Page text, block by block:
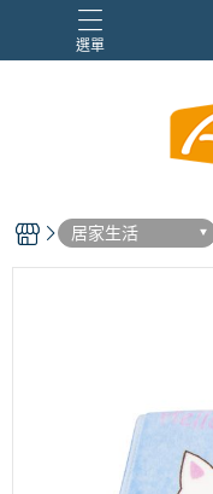
選單
健身空
居家生活